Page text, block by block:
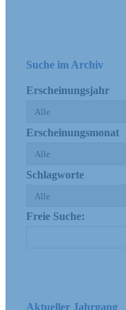
Suche im Archiv
Erscheinungsjahr
Erscheinungsmonat
Schlagworte
Freie Suche:
Aktueller Jahrgang